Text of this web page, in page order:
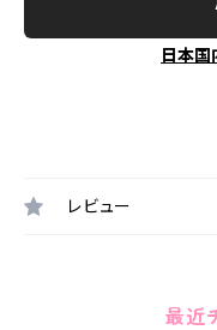
日本国
レビュー
最近